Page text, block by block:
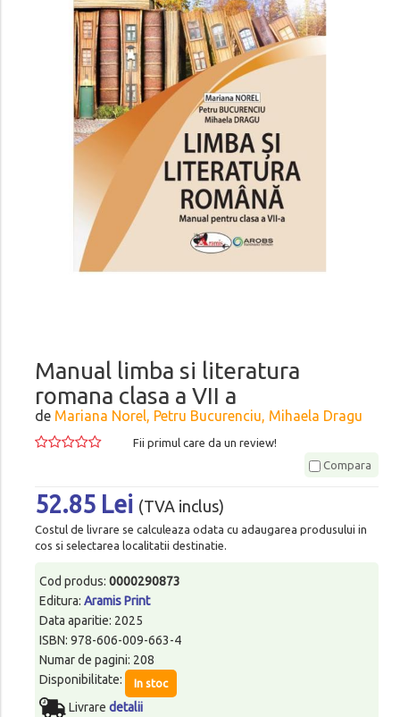
Manual limba si literatura
romana clasa a VII a
de Mariana Norel, Petru Bucurenciu, Mihaela Dragu
Fii primul care da un review!
Compara
52.85 Lei (TVA inclus)
Costul de livrare se calculeaza odata cu adaugarea produsului in
cos si selectarea localitatii destinatie.
Cod produs: 0000290873
Editura: Aramis Print
Data aparitie: 2025
ISBN: 978-606-009-663-4
Numar de pagini: 208
Disponibilitate:
In stoc
Livrare detalii